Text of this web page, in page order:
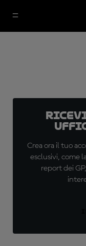
Crea ora il tuo
esclusivi, come
report dei